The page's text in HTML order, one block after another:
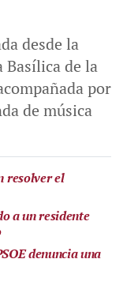
desde la
de la
por
de música
resolver el
a un residente
denuncia una